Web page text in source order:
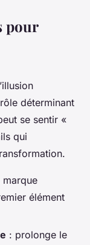
pour
déterminant
se sentir «
qui
marque
élément
: prolonge le